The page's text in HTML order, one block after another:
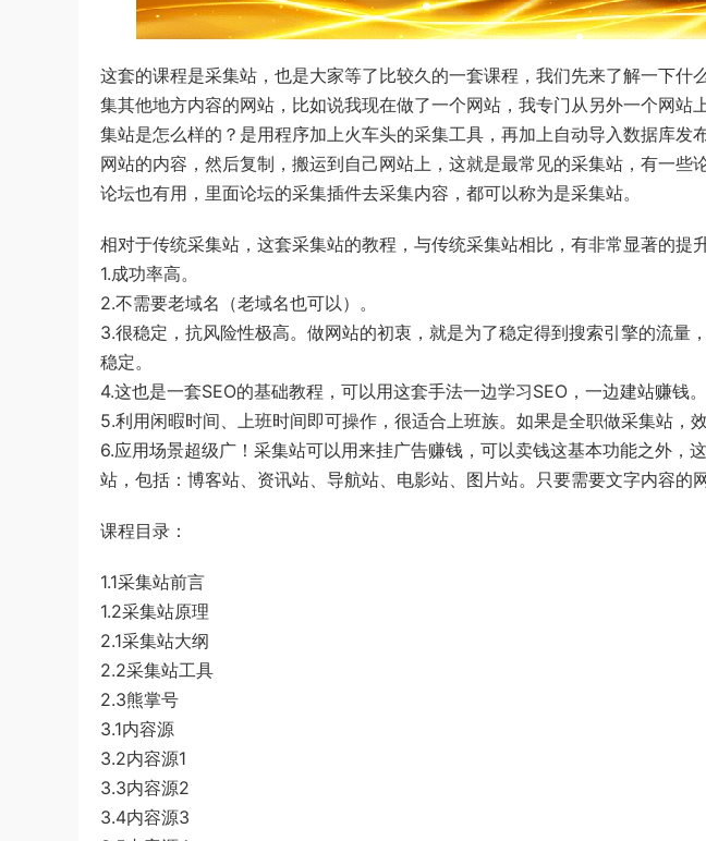
这套的课程是采集站，也是大家等了比较久的一套课程，我们先来了解一下什
集其他地方内容的网站，比如说我现在做了一个网站，我专门从另外一个网站
集站是怎么样的？是用程序加上火车头的采集工具，再加上自动导入数据库发
网站的内容，然后复制，搬运到自己网站上，这就是最常见的采集站，有一些
论坛也有用，里面论坛的采集插件去采集内容，都可以称为是采集站。
相对于传统采集站，这套采集站的教程，与传统采集站相比，有非常显著的提
1.成功率高。
2.不需要老域名（老域名也可以）。
3.很稳定，抗风险性极高。做网站的初衷，就是为了稳定得到搜索引擎的流量
稳定。
4.这也是一套SEO的基础教程，可以用这套手法一边学习SEO，一边建站赚钱。
5.利用闲暇时间、上班时间即可操作，很适合上班族。如果是全职做采集站，效
6.应用场景超级广！采集站可以用来挂广告赚钱，可以卖钱这基本功能之外，
站，包括：博客站、资讯站、导航站、电影站、图片站。只要需要文字内容的
课程目录：
1.1采集站前言
1.2采集站原理
2.1采集站大纲
2.2采集站工具
2.3熊掌号
3.1内容源
3.2内容源1
3.3内容源2
3.4内容源3